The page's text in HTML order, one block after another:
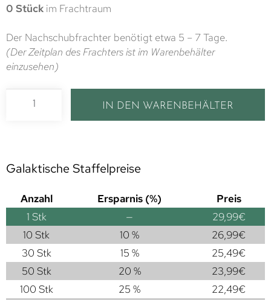
0 Stück im Frachtraum
Der Nachschubfrachter benötigt etwa 5 – 7 Tage.
(Der Zeitplan des Frachters ist im Warenbehälter
einzusehen)
IN DEN WARENBEHÄLTER
Galaktische Staffelpreise
Anzahl Ersparnis (%)
Preis
1 Stk — 29,99€
10 Stk
10 % 26,99€
30 Stk
15 % 25,49€
50 Stk
20 % 23,99€
100 Stk
25 % 22,49€